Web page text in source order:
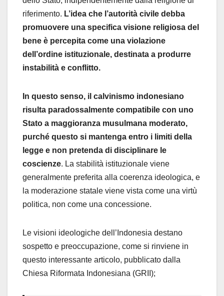
riferimento. L’idea che l’autorità civile debba
promuovere una specifica visione religiosa del
bene è percepita come una violazione
dell’ordine istituzionale, destinata a produrre
instabilità e conflitto.
In questo senso, il calvinismo indonesiano
risulta paradossalmente compatibile con uno
Stato a maggioranza musulmana moderato,
purché questo si mantenga entro i limiti della
legge e non pretenda di disciplinare le
coscienze. La stabilità istituzionale viene
generalmente preferita alla coerenza ideologica, e
la moderazione statale viene vista come una virtù
politica, non come una concessione.
Le visioni ideologiche dell’Indonesia destano
sospetto e preoccupazione, come si rinviene in
questo interessante articolo, pubblicato dalla
Chiesa Riformata Indonesiana (GRII);